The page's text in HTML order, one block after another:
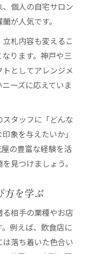
個人の自宅サロン
が人気です。
札内容も変えるこ
ります。神戸や三
としてアレンジメ
ーズに応えていま
タッフに「どんな
象を与えたいか」
の豊富な経験を活
見つけましょう。
方を学ぶ
相手の業種やお店
例えば、飲食店に
落ち着いた色合い